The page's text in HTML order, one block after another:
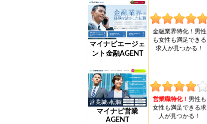
マイナビエージェ
ント金融AGENT
金融業界特化！男性
も女性も満足できる
求人が見つかる！
マイナビ営業
AGENT
営業職特化！ 男性も
女性も満足できる求
人が見つかる！